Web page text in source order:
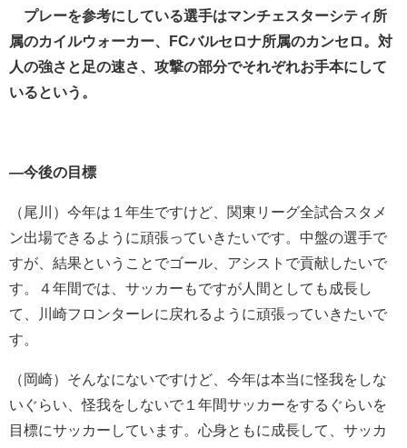
プレーを参考にしている選手はマンチェスターシティ所
属のカイルウォーカー、FCバルセロナ所属のカンセロ。対
人の強さと足の速さ、攻撃の部分でそれぞれお手本にして
いるという。
―今後の目標
（尾川） 今年は１年生ですけど、関東リーグ全試合スタメ
ン出場できるように頑張っていきたいです。中盤の選手で
すが、結果ということでゴール、アシストで貢献したいで
す。４年間では、サッカーもですが人間としても成長し
て、川崎フロンターレに戻れるように頑張っていきたいで
す。
（岡崎）そんなにないですけど、今年は本当に怪我をしな
いぐらい、怪我をしないで１年間サッカーをするぐらいを
目標にサッカーしています。心身ともに成長して、サッカ